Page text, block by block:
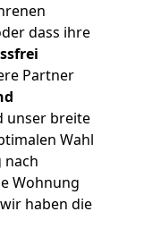
dass ihre
Partner
unser breite
Wahl
Wohnung
haben die